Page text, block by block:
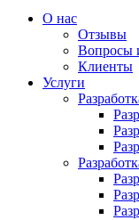
О нас
Отзывы
Вопросы
Клиенты
Услуги